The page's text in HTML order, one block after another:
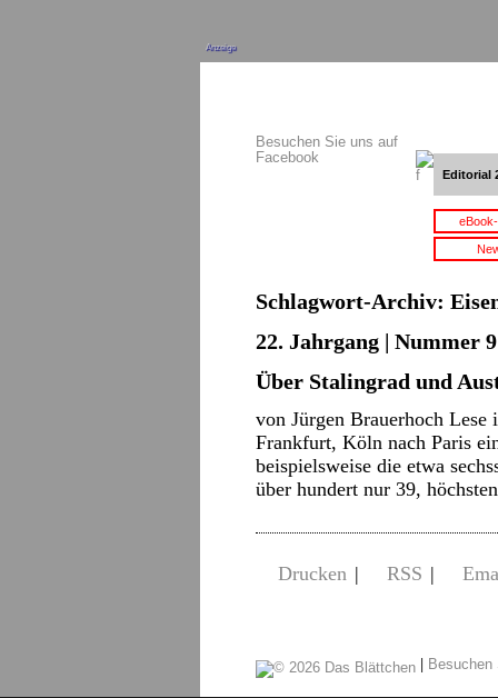
Anzeige
Besuchen Sie uns auf
Facebook
Editorial
Schlagwort-Archiv:
22. Jahrgang | Nummer
Über Stalingrad und
von Jürgen Brauerhoch Lese
Frankfurt, Köln nach Paris
beispielsweise die etwa
über hundert nur 39,
Drucken | RSS |
|